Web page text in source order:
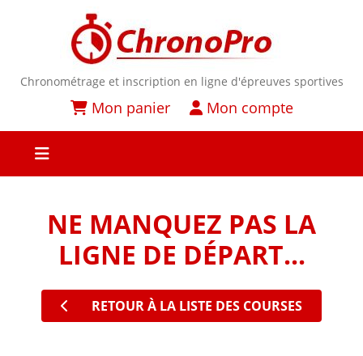
Chronométrage et inscription en ligne d'épreuves sportives
Mon panier Mon compte
NE MANQUEZ PAS LA
LIGNE DE DÉPART...
RETOUR À LA LISTE DES COURSES